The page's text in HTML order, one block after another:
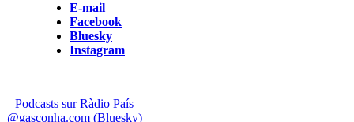
E-mail
Facebook
Bluesky
Instagram
Podcasts sur Ràdio País
@gasconha.com (Bluesky)